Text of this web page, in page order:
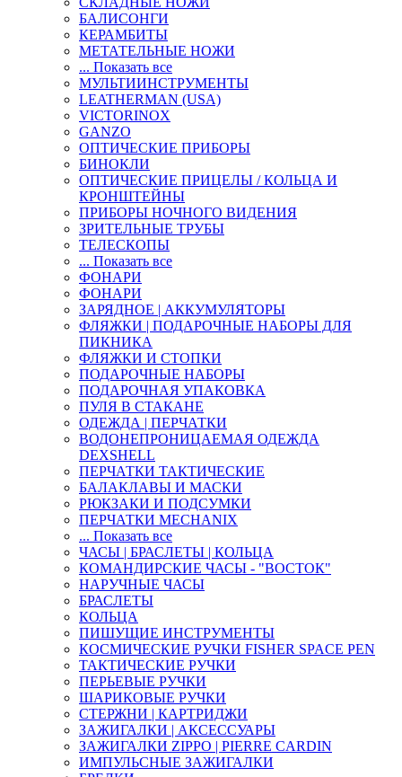
БАЛИСОНГИ
КЕРАМБИТЫ
МЕТАТЕЛЬНЫЕ НОЖИ
... Показать все
МУЛЬТИИНСТРУМЕНТЫ
LEATHERMAN (USA)
VICTORINOX
GANZO
ОПТИЧЕСКИЕ ПРИБОРЫ
БИНОКЛИ
ОПТИЧЕСКИЕ ПРИЦЕЛЫ / КОЛЬЦА И
КРОНШТЕЙНЫ
ПРИБОРЫ НОЧНОГО ВИДЕНИЯ
ЗРИТЕЛЬНЫЕ ТРУБЫ
ТЕЛЕСКОПЫ
... Показать все
ФОНАРИ
ФОНАРИ
ЗАРЯДНОЕ | АККУМУЛЯТОРЫ
ФЛЯЖКИ | ПОДАРОЧНЫЕ НАБОРЫ ДЛЯ
ПИКНИКА
ФЛЯЖКИ И СТОПКИ
ПОДАРОЧНЫЕ НАБОРЫ
ПОДАРОЧНАЯ УПАКОВКА
ПУЛЯ В СТАКАНЕ
ОДЕЖДА | ПЕРЧАТКИ
ВОДОНЕПРОНИЦАЕМАЯ ОДЕЖДА
DEXSHELL
ПЕРЧАТКИ ТАКТИЧЕСКИЕ
БАЛАКЛАВЫ И МАСКИ
РЮКЗАКИ И ПОДСУМКИ
ПЕРЧАТКИ MECHANIX
... Показать все
ЧАСЫ | БРАСЛЕТЫ | КОЛЬЦА
КОМАНДИРСКИЕ ЧАСЫ - "ВОСТОК"
НАРУЧНЫЕ ЧАСЫ
БРАСЛЕТЫ
КОЛЬЦА
ПИШУЩИЕ ИНСТРУМЕНТЫ
КОСМИЧЕСКИЕ РУЧКИ FISHER SPACE PEN
ТАКТИЧЕСКИЕ РУЧКИ
ПЕРЬЕВЫЕ РУЧКИ
ШАРИКОВЫЕ РУЧКИ
СТЕРЖНИ | КАРТРИДЖИ
ЗАЖИГАЛКИ | АКСЕССУАРЫ
ЗАЖИГАЛКИ ZIPPO | PIERRE CARDIN
ИМПУЛЬСНЫЕ ЗАЖИГАЛКИ